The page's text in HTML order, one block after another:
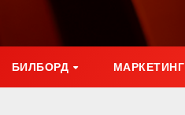
БИЛБОРД МАРКЕТИНГ